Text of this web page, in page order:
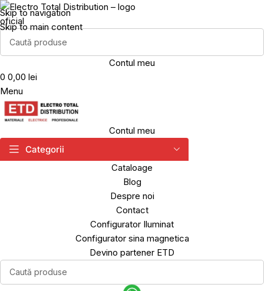
Skip to navigation
Skip to main content
Contul meu
0 0,00 lei
Menu
Contul meu
Categorii
Cataloage
Blog
Despre noi
Contact
Configurator Iluminat
Configurator sina magnetica
Devino partener ETD